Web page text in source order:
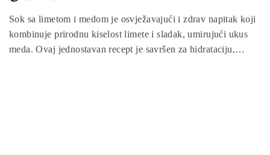
Sok sa limetom i medom je osvježavajući i zdrav napitak koji
kombinuje prirodnu kiselost limete i sladak, umirujući ukus
meda. Ovaj jednostavan recept je savršen za hidrataciju,